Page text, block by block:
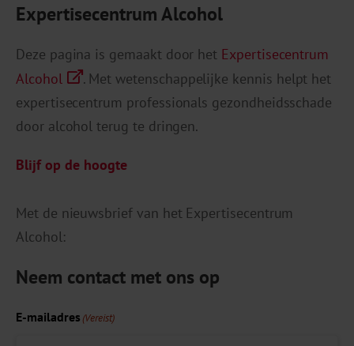
Expertisecentrum Alcohol
Deze pagina is gemaakt door het Expertisecentrum
Alcohol
. Met wetenschappelijke kennis helpt het
expertisecentrum professionals gezondheidsschade
door alcohol terug te dringen.
Blijf op de hoogte
Met de nieuwsbrief van het Expertisecentrum
Alcohol:
Neem contact met ons op
E-mailadres (Vereist)